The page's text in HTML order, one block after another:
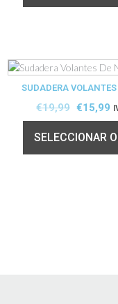
SUDADERA
€19,99 €15,99
SELECCIONAR